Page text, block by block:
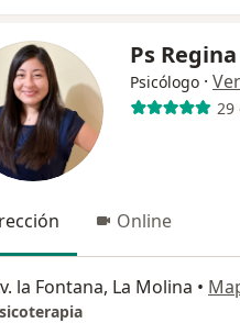
Ps
Psicólogo ·
29
Online
la Fontana, La Molina •